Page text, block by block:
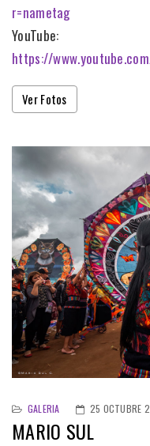
r=nametag
YouTube:
https://
Ver Fotos
GALERIA 25 OCTUBRE
MARIO SUL